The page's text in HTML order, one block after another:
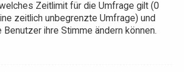
Zeitlimit für die Umfrage gilt (0
zeitlich unbegrenzte Umfrage) und
Benutzer ihre Stimme ändern können.